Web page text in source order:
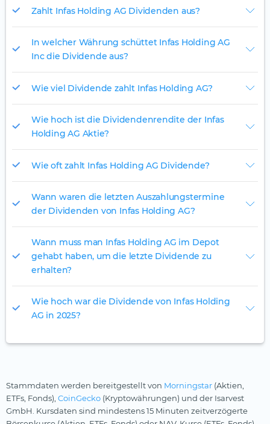
Zahlt Infas Holding AG Dividenden aus?
In welcher Währung schüttet Infas Holding AG
Inc die Dividende aus?
Wie viel Dividende zahlt Infas Holding AG?
Wie hoch ist die Dividendenrendite der Infas
Holding AG Aktie?
Wie oft zahlt Infas Holding AG Dividende?
Wann waren die letzten Auszahlungstermine
der Dividenden von Infas Holding AG?
Wann muss man Infas Holding AG im Depot
gehabt haben, um die letzte Dividende zu
erhalten?
Wie hoch war die Dividende von Infas Holding
AG in 2025?
Stammdaten werden bereitgestellt von Morningstar (Aktien,
ETFs, Fonds), CoinGecko (Kryptowährungen) und der Isarvest
GmbH. Kursdaten sind mindestens 15 Minuten zeitverzögerte